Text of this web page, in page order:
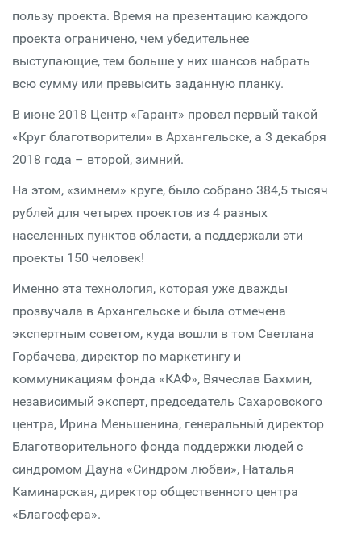
пользу проекта. Время на презентацию каждого
проекта ограничено, чем убедительнее
выступающие, тем больше у них шансов набрать
всю сумму или превысить заданную планку.
В июне 2018 Центр «Гарант» провел первый такой
«Круг благотворители» в Архангельске, а 3 декабря
2018 года – второй, зимний.
На этом, «зимнем» круге, было собрано 384,5 тысяч
рублей для четырех проектов из 4 разных
населенных пунктов области, а поддержали эти
проекты 150 человек!
Именно эта технология, которая уже дважды
прозвучала в Архангельске и была отмечена
экспертным советом, куда вошли в том Светлана
Горбачева, директор по маркетингу и
коммуникациям фонда «КАФ», Вячеслав Бахмин,
независимый эксперт, председатель Сахаровского
центра, Ирина Меньшенина, генеральный директор
Благотворительного фонда поддержки людей с
синдромом Дауна «Синдром любви», Наталья
Каминарская, директор общественного центра
«Благосфера».